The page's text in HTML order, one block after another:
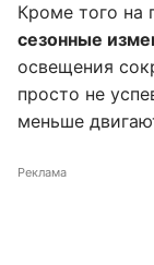
Кроме того на
сезонные
освещения
просто не
меньше
Реклама